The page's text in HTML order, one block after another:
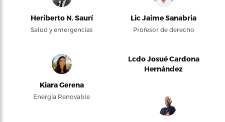
Heriberto N. Saurí
Salud y emergencias
Lic Jaime Sanabria
Profesor de derecho
Kiara Gerena
Energía Renovable
Lcdo Josué Cardona
Hernández